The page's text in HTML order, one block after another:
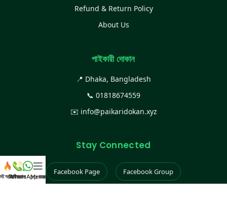
Refund & Return Policy
About Us
পাইকারী দোকান
📍 Dhaka, Bangladesh
📞 01818674559
✉️ info@paikaridokan.xyz
Stay Connected
Facebook Page Facebook Group
আইটেম
কল করুন
WhatsApp করুন
Menu